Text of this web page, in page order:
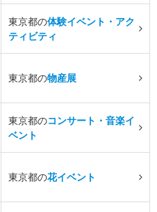
東京都の体験イベント・アク
ティビティ
東京都の物産展
東京都のコンサート・音楽イ
ベント
東京都の花イベント